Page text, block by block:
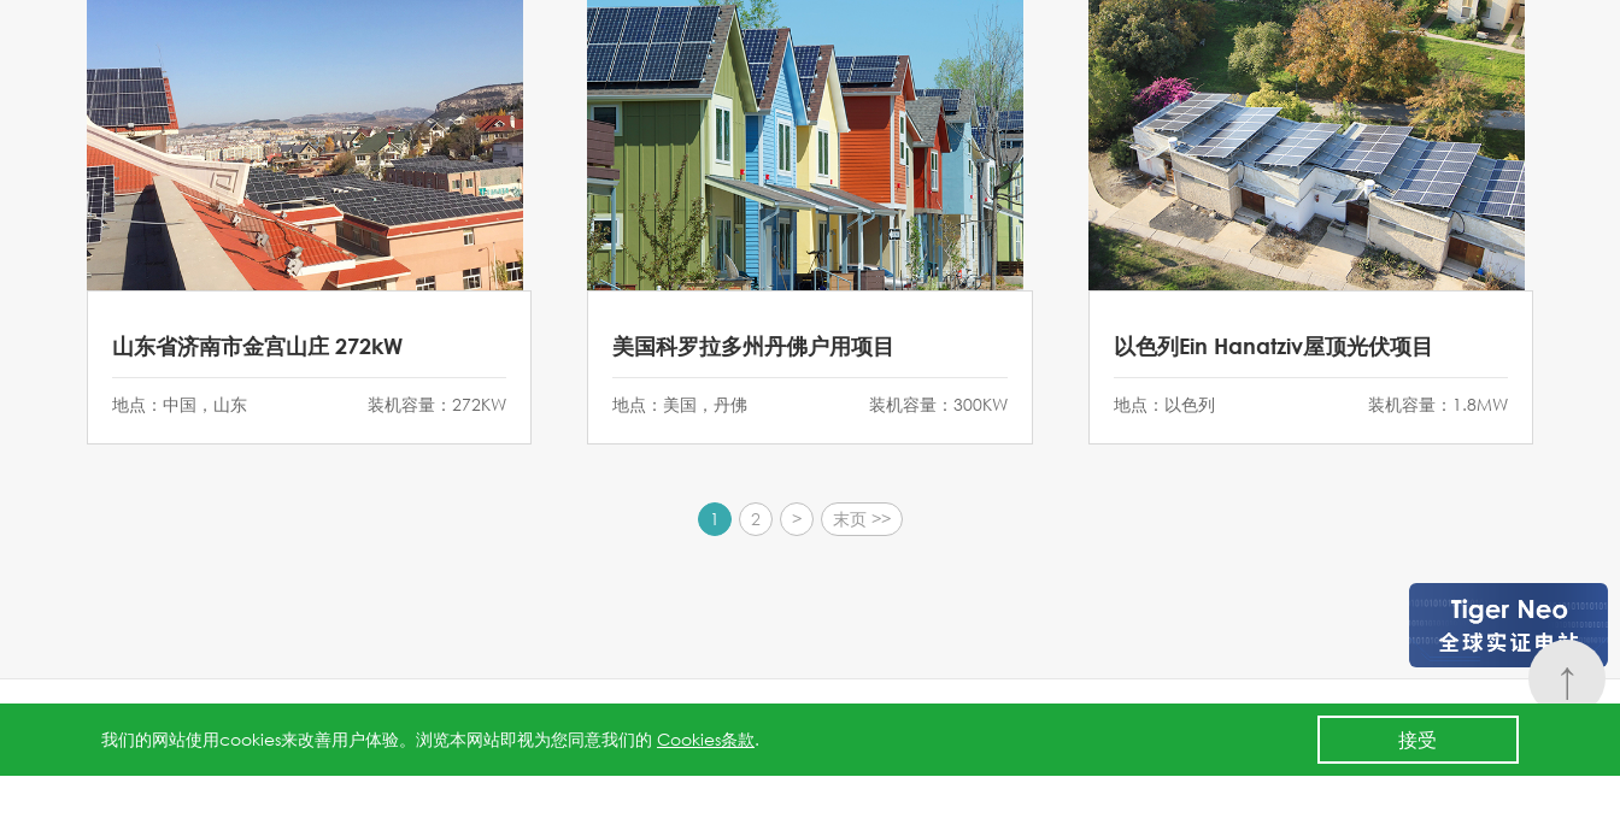
山东省济南市金宫山庄 272kW
地点：中国，山东 装机容量：272KW
美国科罗拉多州丹佛户用项目
地点：美国，丹佛 装机容量：300KW
以色列Ein Hanatziv屋顶光伏项目
地点：以色列 装机容量：1.8MW
1 2 > 末页 >>
24小时全国服务热线
400 860 8878
↑
All rights reserved © 2026 Jinko Solar.沪ICP备2022022315号-1. 沪公网安备 31010602006888号
我们的网站使用cookies来改善用户体验。浏览本网站即视为您同意我们的 Cookies条款. 接受